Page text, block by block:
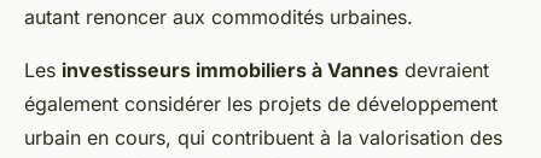
autant renoncer aux commodités urbaines.
Les investisseurs immobiliers à Vannes devraient
également considérer les projets de développement
urbain en cours, qui contribuent à la valorisation des